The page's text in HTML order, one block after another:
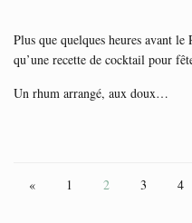
Plus que quelques heures avant
qu’une recette de cocktail pour
Un rhum arrangé, aux doux…
« 1 2 3 4